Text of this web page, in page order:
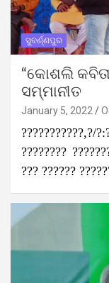
ସୁବର୍ଣ୍ଣପୁର
“କୋଶଲି
ସମ୍ମାନୀତ
January 5, 2022
???????????,?/
????????
??? ??????